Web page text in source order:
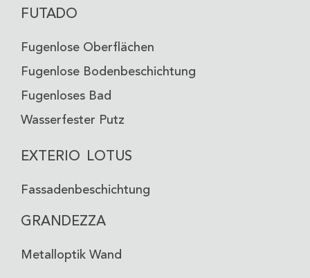
TÜRKISGRAU
FUTADO
Fugenlose Oberflächen
Fugenlose Bodenbeschichtung
Fugenloses Bad
Wasserfester Putz
EXTERIO LOTUS
Fassadenbeschichtung
GRANDEZZA
Metalloptik Wand